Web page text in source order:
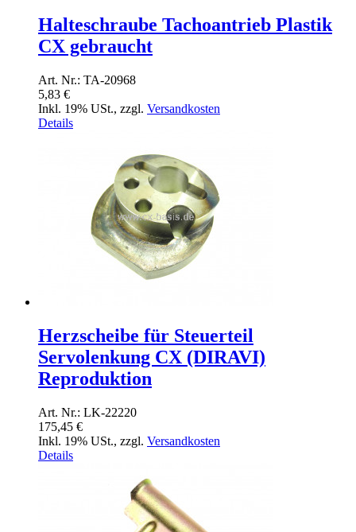
Halteschraube Tachoantrieb Plastik
CX gebraucht
Art. Nr.: TA-20968
5,83 €
Inkl. 19% USt., zzgl. Versandkosten
Details
Herzscheibe für Steuerteil
Servolenkung CX (DIRAVI)
Reproduktion
Art. Nr.: LK-22220
175,45 €
Inkl. 19% USt., zzgl. Versandkosten
Details